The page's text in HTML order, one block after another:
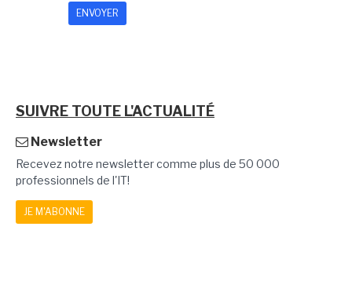
SUIVRE TOUTE L'ACTUALITÉ
Newsletter
Recevez notre newsletter comme plus de 50 000
professionnels de l'IT!
JE M'ABONNE